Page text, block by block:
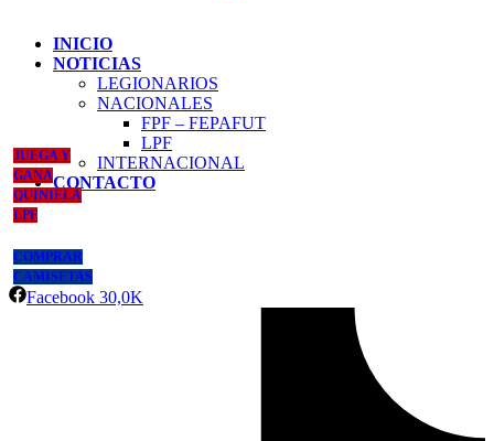
INICIO
NOTICIAS
LEGIONARIOS
NACIONALES
FPF – FEPAFUT
LPF
INTERNACIONAL
CONTACTO
JUEGA Y
GANA
QUINIELA
LPF
COMPRAR
CAMISETAS
Facebook 30,0K